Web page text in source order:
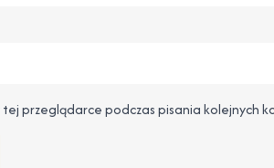
przeglądarce podczas pisania kolejnych